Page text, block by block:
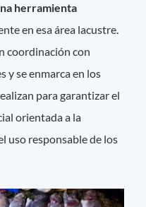
herramienta
en esa área lacustre.
coordinación con
y se enmarca en los
para garantizar el
orientada a la
uso responsable de los